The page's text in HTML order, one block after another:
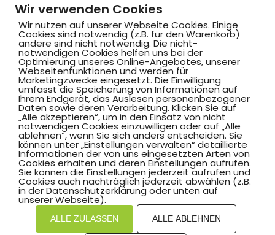
Hammer SportClub 2008
Am Südbad 9,
59069 Hamm
©2025 Hammer SportClub 2008 e.V.
Mit zum Verein by PASSGEBER
Wir verwenden Cookies
Wir nutzen auf unserer Webseite Cookies. Einige
Cookies sind notwendig (z.B. für den Warenkorb)
andere sind nicht notwendig. Die nicht-
notwendigen Cookies helfen uns bei der
Optimierung unseres Online-Angebotes, unserer
Webseitenfunktionen und werden für
Marketingzwecke eingesetzt. Die Einwilligung
umfasst die Speicherung von Informationen auf
Ihrem Endgerät, das Auslesen personenbezogener
Daten sowie deren Verarbeitung. Klicken Sie auf
„Alle akzeptieren“, um in den Einsatz von nicht
notwendigen Cookies einzuwilligen oder auf „Alle
ablehnen“, wenn Sie sich anders entscheiden. Sie
können unter „Einstellungen verwalten“ detaillierte
Informationen der von uns eingesetzten Arten von
Cookies erhalten und deren Einstellungen aufrufen.
Sie können die Einstellungen jederzeit aufrufen und
Cookies auch nachträglich jederzeit abwählen (z.B.
in der Datenschutzerklärung oder unten auf
unserer Webseite).
ALLE ZULASSEN ALLE ABLEHNEN